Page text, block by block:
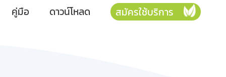
คู่มือ ดาวน์โหลด สมัครใช้บริการ